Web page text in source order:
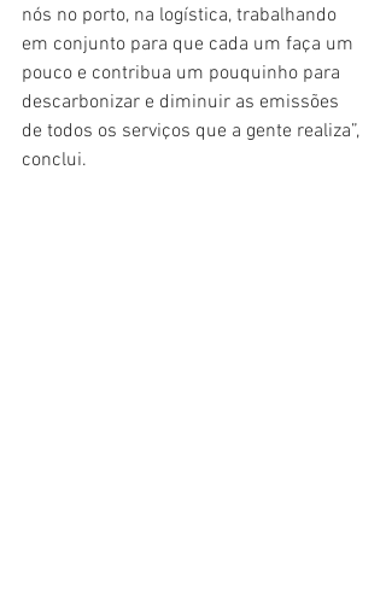
nós no porto, na logística, trabalhando
em conjunto para que cada um faça um
pouco e contribua um pouquinho para
descarbonizar e diminuir as emissões
de todos os serviços que a gente realiza”,
conclui.